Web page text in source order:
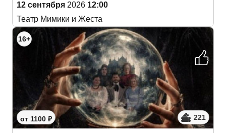
12 сентября 2026 12:00
Театр Мимики и Жеста
16+
от 1100 ₽ 221